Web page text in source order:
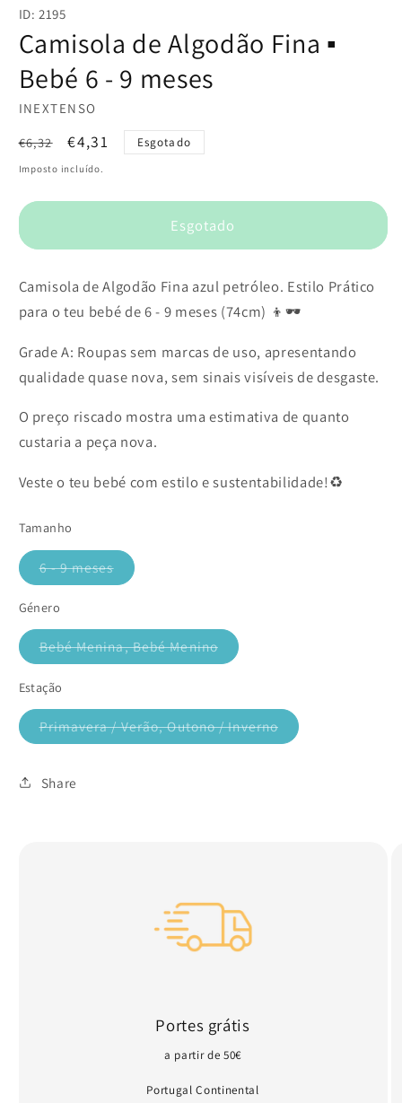
multimédia
em
modal
ID: 2195
Camisola de Algodão Fina ▪️
Bebé 6 - 9 meses
INEXTENSO
Preço
normal
€6,32
Preço
de
€4,31 Esgotado
Imposto incluído.
Esgotado
Camisola de Algodão Fina azul petróleo. Estilo Prático
para o teu bebé de 6 - 9 meses (74cm) 👦🕶️
Grade A: Roupas sem marcas de uso, apresentando
qualidade quase nova, sem sinais visíveis de desgaste.
O preço riscado mostra uma estimativa de quanto
custaria a peça nova.
Veste o teu bebé com estilo e sustentabilidade!♻️
Tamanho
6 - 9 meses
Variante
Género
Bebé Menina, Bebé Menino
Estação
Primavera / Verão, Outono / Inverno
Variante
Share
Portes grátis
a partir de 50€
Portugal Continental